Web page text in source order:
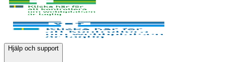
Hjälp och support